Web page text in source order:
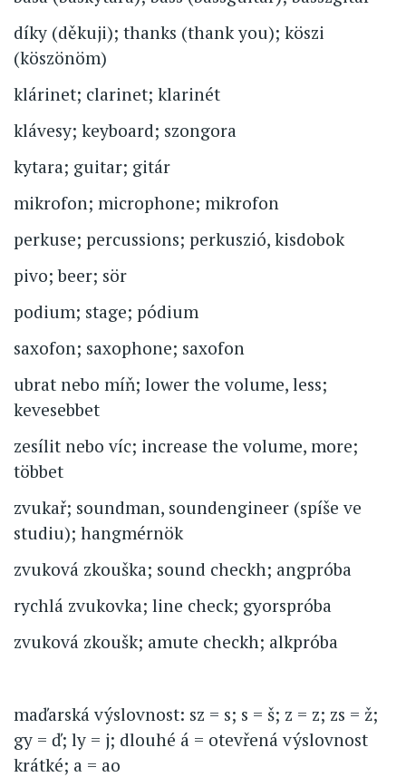
díky (děkuji); thanks (thank you); köszi
(köszönöm)
klárinet; clarinet; klarinét
klávesy; keyboard; szongora
kytara; guitar; gitár
mikrofon; microphone; mikrofon
perkuse; percussions; perkuszió, kisdobok
pivo; beer; sör
podium; stage; pódium
saxofon; saxophone; saxofon
ubrat nebo míň; lower the volume, less;
kevesebbet
zesílit nebo víc; increase the volume, more;
többet
zvukař; soundman, soundengineer (spíše ve
studiu); hangmérnök
zvuková zkouška; sound checkh; angpróba
rychlá zvukovka; line check; gyorspróba
zvuková zkoušk; amute checkh; alkpróba
maďarská výslovnost: sz = s; s = š; z = z; zs = ž;
gy = ď; ly = j; dlouhé á = otevřená výslovnost
krátké; a = ao